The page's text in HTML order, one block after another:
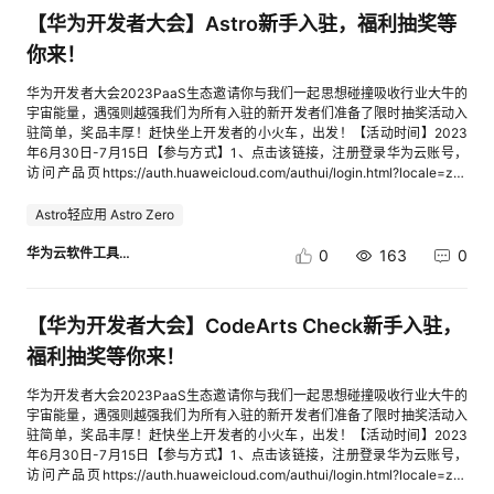
奖品，所有 实物奖品包邮，不额外收取任何费用。华为云遵守《中华人民
共和国个人信息保护法》规定，将以上个人信息仅用于礼品发放之目的，不
会向任何第三方披露，所有信息将在华为云问卷系统留存2个月，礼品发放
完毕后即删除。若由于获奖开发者用户自身原因（包括但不限于提供的联系
方式有误、身份不符或者通知领奖后超过30天未领取等）造成奖品无法发送
的，视为获奖开发者用户放弃领奖。3.为保证活动的公平公正，华为云有权
对恶意刷活动资源（“恶意”是指为获取资源而异常注册账号等破坏活动公平
性的行为），利用资源从事违法违规行为的开发者用户收回抽奖及奖励资
格。4.若发放奖品时，出现库存不足，则优先发放等价值的其他奖品。5.所
有参加本活动的开发者用户，均视为认可并同意遵守《华为云开发者用户协
议》，包括以援引方式纳入《华为云开发者用户协议》、《可接受的使用政
策》、《法律声明》、《隐私政策声明》、相关服务等级协议（SLA），以
及华为云服务网站规定的其他协议和政策（统称为“云服务协议”）的约束。
则将视为无效。本次活动如一个用户对应多个账号，只有一个账号可领取奖
励。中奖后经核查非上述产品链接注册用户，将取消中奖资格请开发者不要
在活动期间随意修改社区昵称和华为云账号，由此产生的统计问题，如过了
申诉期，小助手不再处理。（申诉期为活动结果公示3天内。）抽中奖品为
随机，不能指定奖品。【奖品发放说明】1.每位参加活动的开发者用户理解
并同意，为联系获奖开发者用户以及奖品发放的需要，开发者用户须在参与
活动之时提供您的真实个人信息，包括：姓名、联系方式、通讯地址等。活
动主办方将仅为前述目的以及适用法律限度内收集和使用开发者用户的个人
信息（开发者用户在向华为云提交个人信息之前，应阅读、了解华为云《隐
明》、《华为云开发者生态隐私声明》网页地址如下：
https://www.huaweicloud.com/declaration/sa_devprp.html 。2.获奖开发
者用户需在截止时间（填写时间截止到7月20日）在领奖界面填写获奖信
共和国个人信息保护法》规定，将以上个人信息仅用于礼品发放之目的，不
会向任何第三方披露，所有信息将在华为云问卷系统留存2个月，礼品发放
完毕后即删除。若由于获奖开发者用户自身原因（包括但不限于提供的联系
方式有误、身份不符或者通知领奖后超过30天未领取等）造成奖品无法发送
的，视为获奖开发者用户放弃领奖。3.为保证活动的公平公正，华为云有权
对恶意刷活动资源（“恶意”是指为获取资源而异常注册账号等破坏活动公平
性的行为），利用资源从事违法违规行为的开发者用户收回抽奖及奖励资
格。4.若发放奖品时，出现库存不足，则优先发放等价值的其他奖品。5.所
有参加本活动的开发者用户，均视为认可并同意遵守《华为云开发者用户协
【华为开发者大会】Astro新手入驻，福利抽奖等
你来！
华为开发者大会2023PaaS生态邀请你与我们一起思想碰撞吸收行业大牛的
宇宙能量，遇强则越强我们为所有入驻的新开发者们准备了限时抽奖活动入
驻简单，奖品丰厚！赶快坐上开发者的小火车，出发！【活动时间】2023
年6月30日-7月15日【参与方式】1、点击该链接，注册登录华为云账号，
访问产品页https://auth.huaweicloud.com/authui/login.html?locale=zh-
astro.html%3Futm_medium%3Dhdc#/login2、完成访问后，点击或扫码
册用户参与：请务必先通过产品页注册再参与抽奖 【活动奖品】华为云
华为云新注册用户。同时为保证活动公平性，禁止用户以IAM账号身份参与
活动，否则将视为无效。本次活动如一个用户对应多个账号，只有一个账号
可领取奖励。中奖后经核查非上述产品链接注册用户，将取消中奖资格请开
发者不要在活动期间随意修改社区昵称和华为云账号，由此产生的统计问
题，如过了申诉期，小助手不再处理。（申诉期为活动结果公示3天内。）
抽中奖品为随机，不能指定奖品。【奖品发放说明】1.每位参加活动的开发
者用户理解并同意，为联系获奖开发者用户以及奖品发放的需要，开发者用
户须在参与活动之时提供您的真实个人信息，包括：姓名、联系方式、通讯
地址等。活动主办方将仅为前述目的以及适用法律限度内收集和使用开发者
Astro轻应用 Astro Zero
华为云软件工具链 0 163 0
【华为开发者大会】CodeArts Check新手入驻，
福利抽奖等你来！
华为开发者大会2023PaaS生态邀请你与我们一起思想碰撞吸收行业大牛的
宇宙能量，遇强则越强我们为所有入驻的新开发者们准备了限时抽奖活动入
驻简单，奖品丰厚！赶快坐上开发者的小火车，出发！【活动时间】2023
年6月30日-7月15日【参与方式】1、点击该链接，注册登录华为云账号，
访问产品页https://auth.huaweicloud.com/authui/login.html?locale=zh-